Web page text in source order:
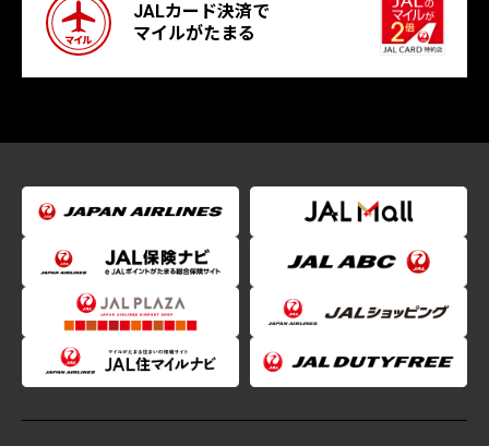
JALカード決済で
マイルがたまる